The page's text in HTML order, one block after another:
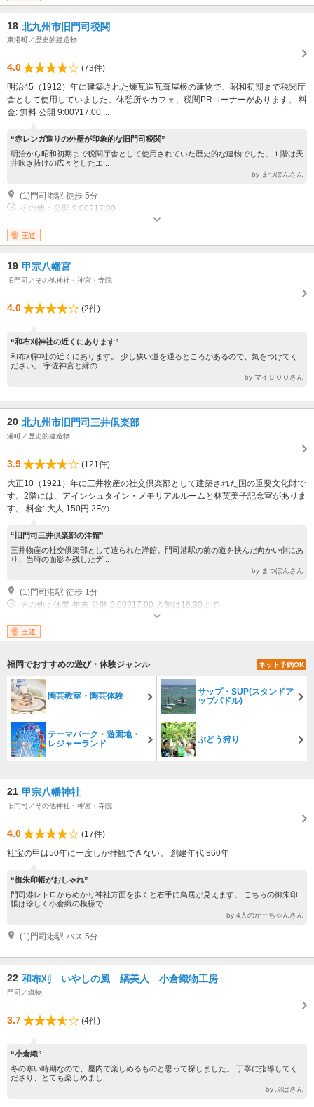
18 北九州市旧門司税関
東港町／歴史的建造物
4.0
(73件)
明治45（1912）年に建築された煉瓦造瓦葺屋根の建物で、昭和初期まで税関庁
舎として使用していました。休憩所やカフェ、税関PRコーナーがあります。 料
金: 無料 公開 9:00?17:00 ...
“赤レンガ造りの外壁が印象的な旧門司税関”
明治から昭和初期まで税関庁舎として使用されていた歴史的な建物でした。１階は天
井吹き抜けの広々としたエ...
by まつぼんさん
(1)門司港駅 徒歩 5分
その他：公開 9:00?17:00
王道
19 甲宗八幡宮
旧門司／その他神社・神宮・寺院
4.0 (2件)
“和布刈神社の近くにあります”
和布刈神社の近くにあります。 少し狭い道を通るところがあるので、気をつけてく
ださい。 宇佐神宮と縁の...
by マイＢＯＯさん
20 北九州市旧門司三井倶楽部
港町／歴史的建造物
3.9
(121件)
大正10（1921）年に三井物産の社交倶楽部として建築された国の重要文化財で
す。2階には、アインシュタイン・メモリアルルームと林芙美子記念室がありま
す。 料金: 大人 150円 2Fの...
“旧門司三井倶楽部の洋館”
三井物産の社交倶楽部として造られた洋館。門司港駅の前の道を挟んだ向かい側にあ
り、当時の面影を残したデ...
by まつぼんさん
(1)門司港駅 徒歩 1分
その他：休業 年末 公開 9:00?17:00 入館は16:30まで
王道
福岡でおすすめの遊び・体験ジャンル ネット予約OK
陶芸教室・陶芸体験
サップ・SUP(スタンドア
ップパドル)
テーマパーク・遊園地・
レジャーランド
ぶどう狩り
21 甲宗八幡神社
旧門司／その他神社・神宮・寺院
4.0
(17件)
社宝の甲は50年に一度しか拝観できない。 創建年代 860年
“御朱印帳がおしゃれ”
門司港レトロからめかり神社方面を歩くと右手に鳥居が見えます。 こちらの御朱印
帳は珍しく小倉織の模様で...
by 4人のかーちゃんさん
(1)門司港駅 バス 5分
22 和布刈 いやしの風 縞美人 小倉織物工房
門司／織物
3.7 (4件)
“小倉織”
冬の寒い時期なので、屋内で楽しめるものと思って探しました。 丁寧に指導してく
ださり、とても楽しめまし...
by ぶばさん